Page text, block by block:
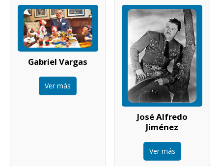
Gabriel Vargas
Ver más
José Alfredo
Jiménez
Ver más